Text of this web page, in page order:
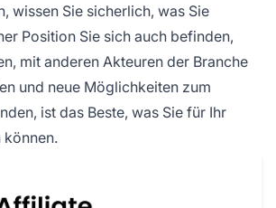
wissen Sie sicherlich, was Sie
Position Sie sich auch befinden,
mit anderen Akteuren der Branche
und neue Möglichkeiten zum
ist das Beste, was Sie für Ihr
können.